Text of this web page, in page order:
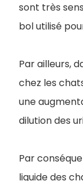
sont très
bol utilisé
Par ailleurs,
chez les
une
dilution des
Par
liquide des